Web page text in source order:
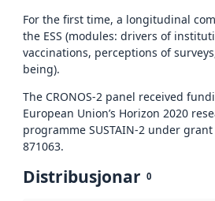
For the first time, a longitudinal
the ESS (modules: drivers of
vaccinations, perceptions of
being).
The CRONOS-2 panel received
European Union’s Horizon 2020
programme SUSTAIN-2 under
871063.
Distribusjonar 0